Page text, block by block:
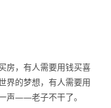
房，有人需要用钱买喜
界的梦想，有人需要用
声——老子不干了。